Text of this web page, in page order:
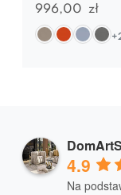
996,00 zł
4.9
Na